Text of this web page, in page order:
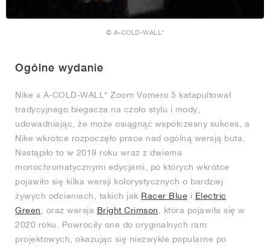
© A-COLD-WALL*
Ogólne wydanie
Nike x A-COLD-WALL* Zoom Vomero 5 katapultował
tradycyjnego biegacza na czoło stylu i mody,
udowadniając, że może osiągnąć współczesny sukces, a
Nike wkrótce rozpoczęło prace nad ogólną wersją buta.
Nastąpiło to w 2019 roku wraz z dwiema
monochromatycznymi edycjami, po których wkrótce
pojawiło się kilka wersji kolorystycznych o bardziej
żywych odcieniach, takich jak Racer Blue i Electric
Green, oraz wersja Bright Crimson, która pojawiła się w
2020 roku. Powróciły one do oryginalnych ram
projektowych, okazując się niezwykle popularne po